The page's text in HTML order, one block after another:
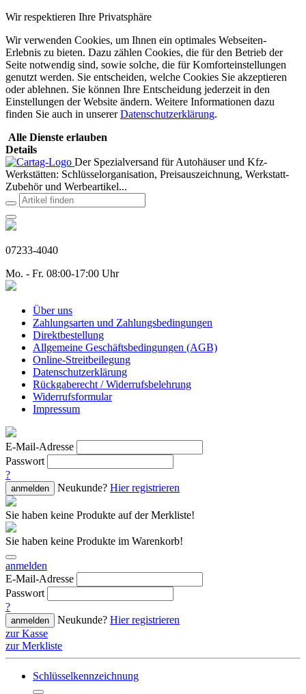
Wir respektieren Ihre Privatsphäre
Wir verwenden Cookies, um Ihnen ein optimales Webseiten-
Erlebnis zu bieten. Dazu zählen Cookies, die für den Betrieb der
Seite notwendig sind, sowie solche, die für Komforteinstellungen
genutzt werden. Sie entscheiden, welche Cookies Sie akzeptieren
oder ablehnen. Sie können Ihre Entscheidung jederzeit in den
Einstellungen der Website ändern. Weitere Informationen dazu
finden Sie auch in unsererDatenschutzerklärung.
Alle Dienste erlauben
Details
Der Spezialversand für Autohäuser und Kfz-
Werkstätten: Schlüsselorganisation, Preisauszeichnung, Werkstatt-
Zubehör und Werbeartikel...
07233-4040
Mo. - Fr. 08:00-17:00 Uhr
Über uns
Zahlungsarten und Zahlungsbedingungen
Direktbestellung
Allgemeine Geschäftsbedingungen (AGB)
Online-Streitbeilegung
Datenschutzerklärung
Rückgaberecht / Widerrufsbelehrung
Widerrufsformular
Impressum
E-Mail-Adresse
Passwort
?
anmelden Neukunde? Hier registrieren
Sie haben keine Produkte auf der Merkliste!
Sie haben keine Produkte im Warenkorb!
anmelden
E-Mail-Adresse
Passwort
?
anmelden Neukunde? Hier registrieren
zur Kasse
zur Merkliste
Schlüsselkennzeichnung